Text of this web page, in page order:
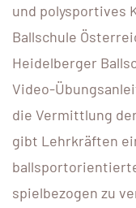
und polysportives
Ballschule
Heidelberger
Video-
die Vermittlung
gibt Lehrkräften
spielbezogen zu